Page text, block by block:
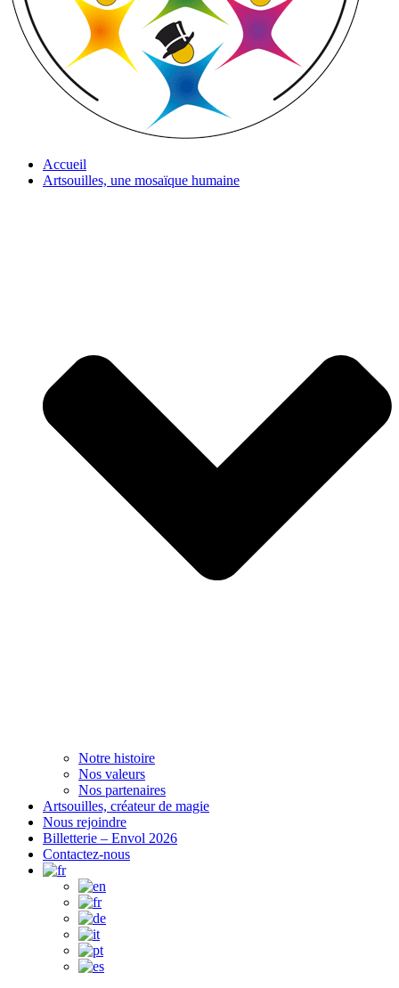
Accueil
Artsouilles, une mosaïque humaine
Notre histoire
Nos valeurs
Nos partenaires
Artsouilles, créateur de magie
Nous rejoindre
Billetterie – Envol 2026
Contactez-nous